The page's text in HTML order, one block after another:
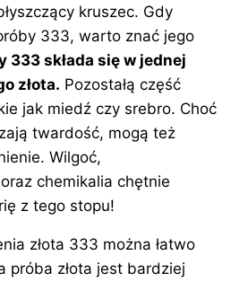
kruszec. Gdy
333, warto znać jego
333 składa się w jednej
złota. Pozostałą część
jak miedź czy srebro. Choć
twardość, mogą też
Wilgoć,
chemikalia chętnie
z tego stopu!
złota 333 można łatwo
próba złota jest bardziej